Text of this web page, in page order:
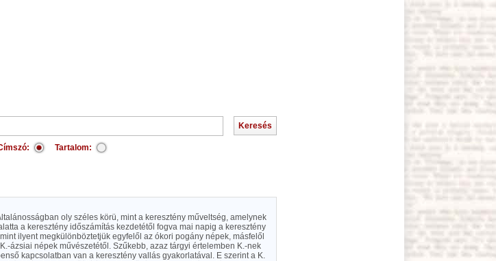
Tartalom:
oly széles körü, mint a keresztény műveltség, amelynek
a keresztény időszámítás kezdetétől fogva mai napig a keresztény
ilyent megkülönböztetjük egyfelől az ókori pogány népek, másfelől
ázsiai népek művészetétől. Szűkebb, azaz tárgyi értelemben K.-nek
kapcsolatban van a keresztény vallás gyakorlatával. E szerint a K.